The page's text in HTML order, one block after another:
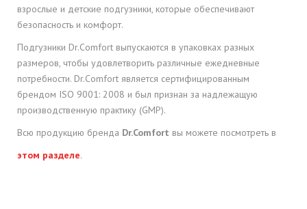
взрослые и детские подгузники, которые обеспечивают
безопасность и комфорт.
Подгузники Dr.Comfort выпускаются в упаковках разных
размеров, чтобы удовлетворить различные ежедневные
потребности. Dr.Comfort является сертифицированным
брендом ISO 9001: 2008 и был признан за надлежащую
производственную практику (GMP).
Всю продукцию бренда Dr.Comfort вы можете посмотреть в
этом разделе.